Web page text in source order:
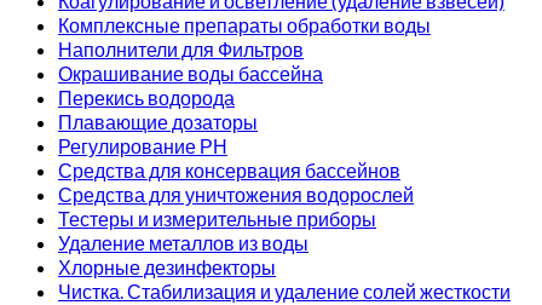
Комплексные препараты обработки воды
Наполнители для Фильтров
Окрашивание воды бассейна
Перекись водорода
Плавающие дозаторы
Регулирование РН
Средства для консервация бассейнов
Средства для уничтожения водорослей
Тестеры и измерительные приборы
Удаление металлов из воды
Хлорные дезинфекторы
Чистка. Стабилизация и удаление солей жесткости